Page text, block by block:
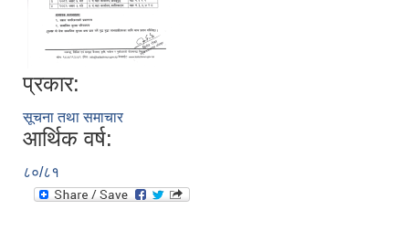
प्रकार:
सूचना तथा समाचार
आर्थिक वर्ष:
८०/८१